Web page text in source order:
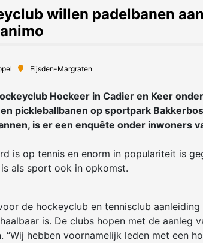
willen padelbanen
Eijsden-Margraten
Hockeer in Cadier en Keer
pickleballbanen op sportpark
is er een enquête onder inwoners
is op tennis en enorm in populariteit is
als sport ook in opkomst.
de hockeyclub en tennisclub
is. De clubs hopen met de aanleg
“Wij hebben voornamelijk leden met een